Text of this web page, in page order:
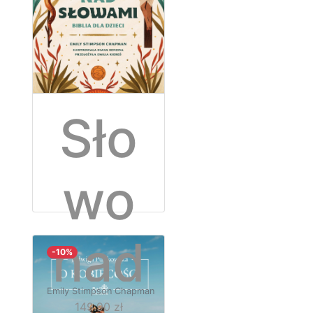
śliw
ia
Sło
wo
nad
Emily Stimpson Chapman
149.90 zł
-10%